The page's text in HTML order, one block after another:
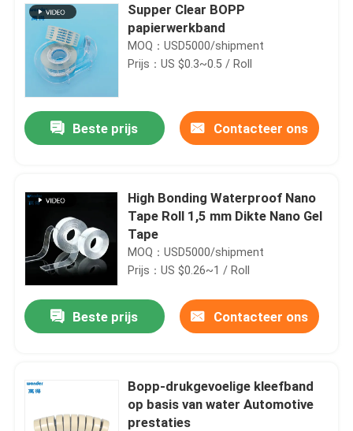
Supper Clear BOPP
papierwerkband
MOQ：USD5000/shipment
Prijs：US $0.3~0.5 / Roll
Beste prijs Contacteer ons
High Bonding Waterproof Nano
Tape Roll 1,5 mm Dikte Nano Gel
Tape
MOQ：USD5000/shipment
Prijs：US $0.26~1 / Roll
Beste prijs Contacteer ons
Bopp-drukgevoelige kleefband
op basis van water Automotive
prestaties